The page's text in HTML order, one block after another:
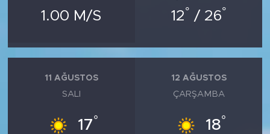
1.00 M/S 12° / 26°
11 AĞUSTOS
SALI
17°
12 AĞUSTOS
ÇARŞAMBA
18°